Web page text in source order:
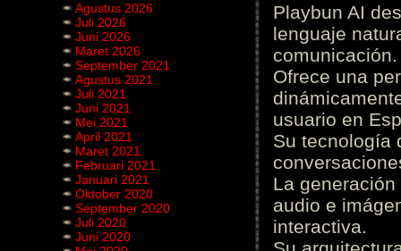
Agustus 2026
Juli 2026
Juni 2026
Maret 2026
September 2021
Agustus 2021
Juli 2021
Juni 2021
Mei 2021
April 2021
Maret 2021
Februari 2021
Januari 2021
Oktober 2020
September 2020
Juli 2020
Juni 2020
Playbun AI
lenguaje
comunicación.
Ofrece una
usuario en
Su tecnología
La
audio e
interactiva.